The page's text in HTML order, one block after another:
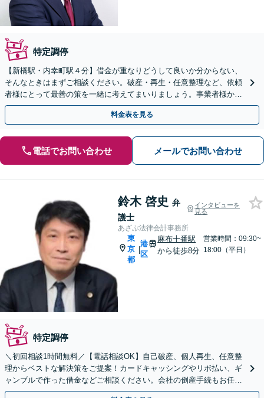
特定調停
【新橋駅・内幸町駅４分】借金が重なりどうして良いか分からない、
そんなときはまずご相談ください。破産・再生・任意整理など、依頼
者様にとって最善の策を一緒に考えてまいりましょう。事業者様から
のご相談も承っております。
料金表を見る
電話でお問い合わせ メールでお問い合わせ
鈴木 啓史 弁
護士
インタビューを
見る
あざぶ法律会計事務所
東
京
都
|
港
区
麻布十番駅
から徒歩8分
営業時間：09:30~
18:00（平日）
特定調停
＼初回相談1時間無料／【電話相談OK】自己破産、個人再生、任意整
理からベストな解決策をご提案！カードキャッシングやリボ払い、ギ
ャンブルで作った借金などご相談ください。会社の倒産手続もお任せ
◎【休日・夜間相談可】【WEB面談対応】